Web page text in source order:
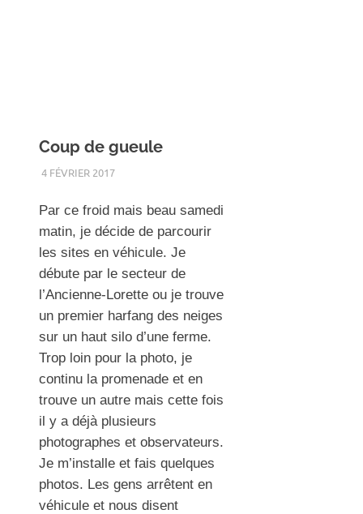
Coup de gueule
4 FÉVRIER 2017RENATO
UNCATEGORIZED
Par ce froid mais beau samedi
matin, je décide de parcourir
les sites en véhicule. Je
débute par le secteur de
l’Ancienne-Lorette ou je trouve
un premier harfang des neiges
sur un haut silo d’une ferme.
Trop loin pour la photo, je
continu la promenade et en
trouve un autre mais cette fois
il y a déjà plusieurs
photographes et observateurs.
Je m’installe et fais quelques
photos. Les gens arrêtent en
véhicule et nous disent